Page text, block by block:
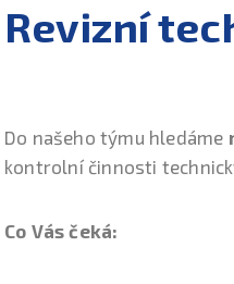
Revizní
Do našeho týmu hledáme
kontrolní činnosti
Co Vás čeká: